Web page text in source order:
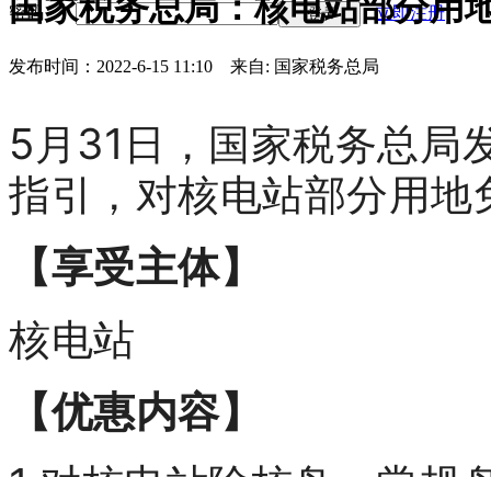
密码
登录 立即注册
发布时间：2022-6-15 11:10 来自: 国家税务总局
5月31日，国家税务总局
指引，对核电站部分用
【享受主体】
核电站
【优惠内容】